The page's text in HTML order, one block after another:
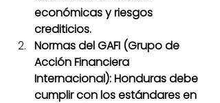
económicas y riesgos
crediticios.
Normas del GAFI (Grupo de
Acción Financiera
Internacional): Honduras debe
cumplir con los estándares en